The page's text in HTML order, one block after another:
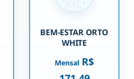
BEM-ESTAR ORTO
WHITE
Mensal R$